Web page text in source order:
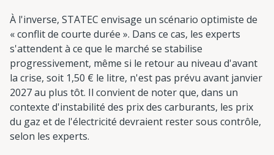
À l'inverse, STATEC envisage un scénario optimiste de
« conflit de courte durée ». Dans ce cas, les experts
s'attendent à ce que le marché se stabilise
progressivement, même si le retour au niveau d'avant
la crise, soit 1,50 € le litre, n'est pas prévu avant janvier
2027 au plus tôt. Il convient de noter que, dans un
contexte d'instabilité des prix des carburants, les prix
du gaz et de l'électricité devraient rester sous contrôle,
selon les experts.